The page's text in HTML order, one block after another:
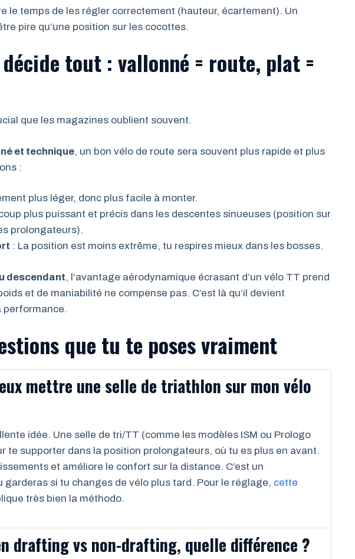
le temps de les régler correctement (hauteur, écartement). Un
pire qu’une position sur les cocottes.
tout : vallonné = route, plat =
que les magazines oublient souvent.
et technique, un bon vélo de route sera souvent plus rapide et plus
:
plus léger, donc plus facile à monter.
plus puissant et précis dans les descentes sinueuses (position sur
prolongateurs).
: La position est moins extrême, tu respires mieux dans les bosses.
descendant, l’avantage aérodynamique écrasant d’un vélo TT prend
et de maniabilité ne compense pas. C’est là qu’il devient
performance.
que tu te poses vraiment
mettre une selle de triathlon sur mon vélo
idée. Une selle de tri/TT (comme les modèles ISM ou Prologo
te supporter dans la position prolongateurs, où tu es plus en avant.
et améliore le confort sur la distance. C’est un
garderas si tu changes de vélo plus tard. Pour le réglage, cette
très bien la méthodo.
drafting vs non-drafting, quelle différence ?